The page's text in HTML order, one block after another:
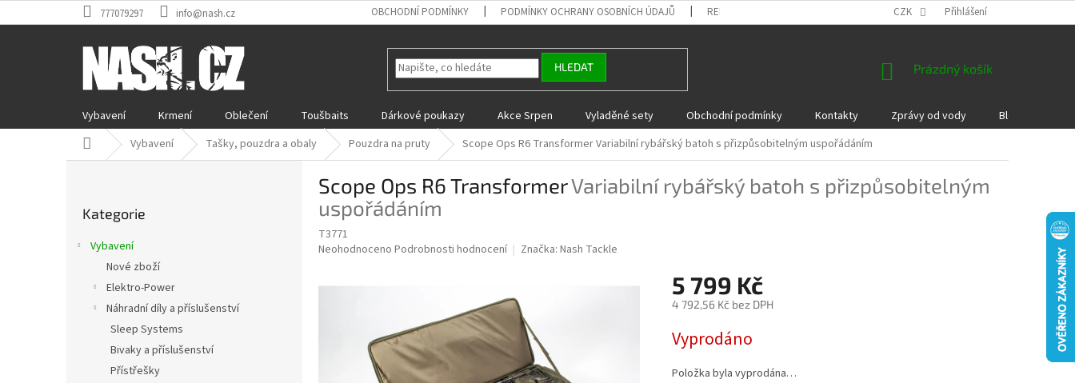
na
777079297 info@nash.cz OBCHODNÍ PODMÍNKY PODMÍNKY OCHRANY OSOBNÍCH ÚDAJŮ REKLAMACE A VRÁCENÍ ZBOŽÍ DÁRKOVÉ POUKAZY
CZK Přihlášení
HLEDAT
NÁKUPNÍ
Prázdný košík
Vybavení Krmení Oblečení Toušbaits Dárkové poukazy Akce Srpen Vyladěné sety Obchodní podmínky Kontakty Zprávy od vody Blog
Domů Vybavení Tašky, pouzdra a obaly Pouzdra na pruty Scope Ops R6 TransformerVariabilní rybářský batoh s přizpůsobitelným uspořádáním
kategorie
Kategorie
Vybavení
Nové zboží
Elektro-Power
Náhradní díly a příslušenství
Sleep Systems
Bivaky a příslušenství
Přístřešky
Scope Ops R6 TransformerVariabilní rybářský batoh s přizpůsobitelným
uspořádáním
T3771
Průměrné
hvězdiček.
Neohodnoceno Podrobnosti hodnocení Značka: Nash Tackle
5 799 Kč
4 792,56 Kč bez DPH
cena:
Vyprodáno
Položka byla vyprodána…